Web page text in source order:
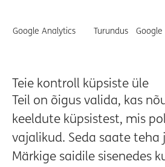
Google Analytics Turundus Google
Teie kontroll küpsiste üle
Teil on õigus valida, kas
keeldute küpsistest, mis
vajalikud. Seda saate teha
Märkige saidile sisenedes